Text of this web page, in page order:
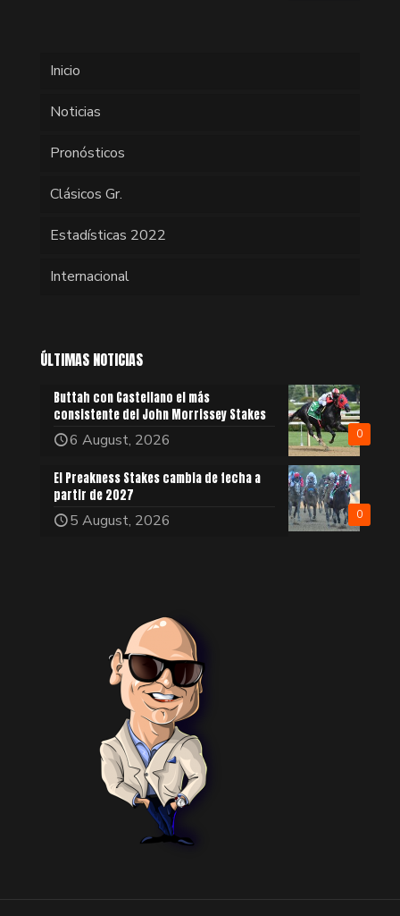
Inicio
Noticias
Pronósticos
Clásicos Gr.
Estadísticas 2022
Internacional
ÚLTIMAS NOTICIAS
0
Buttah con Castellano el más
consistente del John Morrissey Stakes
6 August, 2026
0
El Preakness Stakes cambia de fecha a
partir de 2027
5 August, 2026